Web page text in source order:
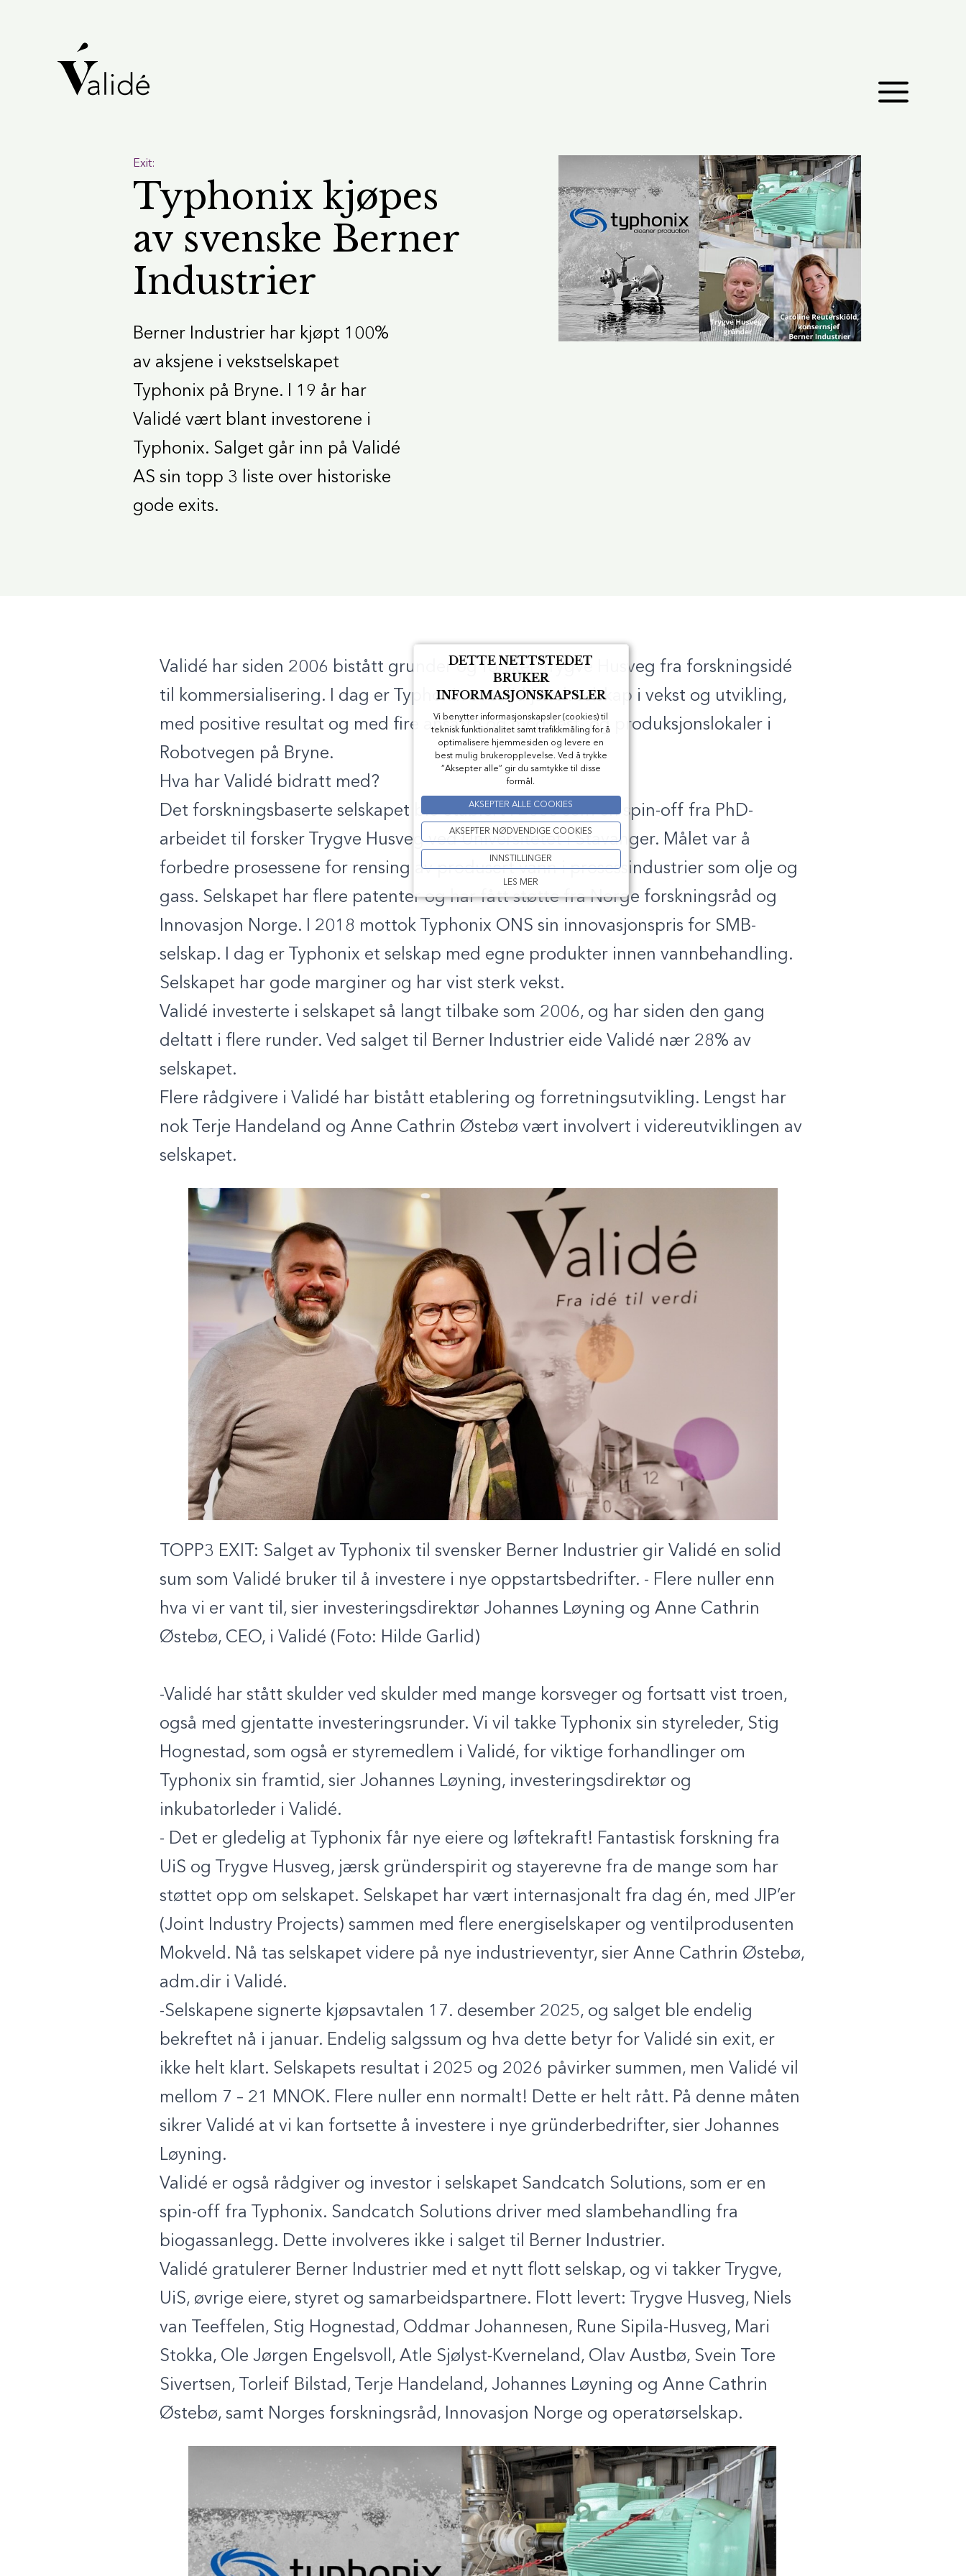
Exit:
Typhonix kjøpes
av svenske Berner
Industrier
Berner Industrier har kjøpt 100%
av aksjene i vekstselskapet
Typhonix på Bryne. I 19 år har
Validé vært blant investorene i
Typhonix. Salget går inn på Validé
AS sin topp 3 liste over historiske
gode exits.
Validé har siden 2006 bistått grunder og forsker Trygve Husveg fra forskningsidé
til kommersialisering. I dag er Typhonix et solid jærsk selskap i vekst og utvikling,
med positive resultat og med fire ansatte og med test- og produksjonslokaler i
Robotvegen på Bryne.
Hva har Validé bidratt med?
Det forskningsbaserte selskapet ble etablert i 2006 som en spin-off fra PhD-
arbeidet til forsker Trygve Husveg ved Universitetet i Stavanger. Målet var å
forbedre prosessene for rensing av produsert vann i prosessindustrier som olje og
gass. Selskapet har flere patenter og har fått støtte fra Norge forskningsråd og
Innovasjon Norge. I 2018 mottok Typhonix ONS sin innovasjonspris for SMB-
selskap. I dag er Typhonix et selskap med egne produkter innen vannbehandling.
Selskapet har gode marginer og har vist sterk vekst.
Validé investerte i selskapet så langt tilbake som 2006, og har siden den gang
deltatt i flere runder. Ved salget til Berner Industrier eide Validé nær 28% av
selskapet.
Flere rådgivere i Validé har bistått etablering og forretningsutvikling. Lengst har
nok Terje Handeland og Anne Cathrin Østebø vært involvert i videreutviklingen av
selskapet.
TOPP3 EXIT: Salget av Typhonix til svensker Berner Industrier gir Validé en solid
sum som Validé bruker til å investere i nye oppstartsbedrifter. - Flere nuller enn
hva vi er vant til, sier investeringsdirektør Johannes Løyning og Anne Cathrin
Østebø, CEO, i Validé (Foto: Hilde Garlid)
-Validé har stått skulder ved skulder med mange korsveger og fortsatt vist troen,
også med gjentatte investeringsrunder. Vi vil takke Typhonix sin styreleder, Stig
Hognestad, som også er styremedlem i Validé, for viktige forhandlinger om
Typhonix sin framtid, sier Johannes Løyning, investeringsdirektør og
inkubatorleder i Validé.
- Det er gledelig at Typhonix får nye eiere og løftekraft! Fantastisk forskning fra
UiS og Trygve Husveg, jærsk gründerspirit og stayerevne fra de mange som har
støttet opp om selskapet. Selskapet har vært internasjonalt fra dag én, med JIP’er
(Joint Industry Projects) sammen med flere energiselskaper og ventilprodusenten
Mokveld. Nå tas selskapet videre på nye industrieventyr, sier Anne Cathrin Østebø,
adm.dir i Validé.
-Selskapene signerte kjøpsavtalen 17. desember 2025, og salget ble endelig
bekreftet nå i januar. Endelig salgssum og hva dette betyr for Validé sin exit, er
ikke helt klart. Selskapets resultat i 2025 og 2026 påvirker summen, men Validé vil
mellom 7 – 21 MNOK. Flere nuller enn normalt! Dette er helt rått. På denne måten
sikrer Validé at vi kan fortsette å investere i nye gründerbedrifter, sier Johannes
Løyning.
Validé er også rådgiver og investor i selskapet Sandcatch Solutions, som er en
spin-off fra Typhonix. Sandcatch Solutions driver med slambehandling fra
biogassanlegg. Dette involveres ikke i salget til Berner Industrier.
Validé gratulerer Berner Industrier med et nytt flott selskap, og vi takker Trygve,
UiS, øvrige eiere, styret og samarbeidspartnere. Flott levert: Trygve Husveg, Niels
van Teeffelen, Stig Hognestad, Oddmar Johannesen, Rune Sipila-Husveg, Mari
Stokka, Ole Jørgen Engelsvoll, Atle Sjølyst-Kverneland, Olav Austbø, Svein Tore
Sivertsen, Torleif Bilstad, Terje Handeland, Johannes Løyning og Anne Cathrin
Østebø, samt Norges forskningsråd, Innovasjon Norge og operatørselskap.
DETTE NETTSTEDET
BRUKER
INFORMASJONSKAPSLER
Vi benytter informasjonskapsler (cookies) til
teknisk funktionalitet samt trafikkmåling for å
optimalisere hjemmesiden og levere en
best mulig brukeropplevelse. Ved å trykke
”Aksepter alle” gir du samtykke til disse
formål.
AKSEPTER ALLE COOKIES
AKSEPTER NØDVENDIGE COOKIES
INNSTILLINGER
LES MER